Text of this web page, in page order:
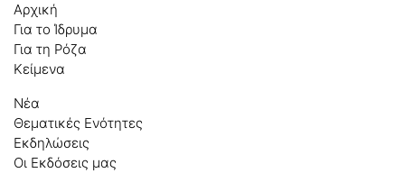
Αρχική
Για το Ίδρυμα
Για τη Ρόζα
Κείμενα
Νέα
Θεματικές Ενότητες
Εκδηλώσεις
Οι Εκδόσεις μας